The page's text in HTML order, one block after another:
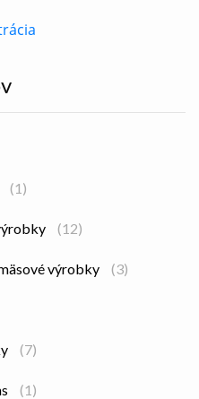
(1)
(12)
výrobky (3)
(7)
(1)